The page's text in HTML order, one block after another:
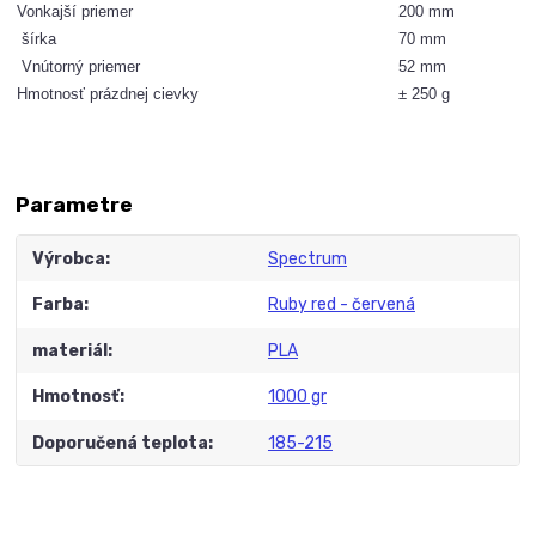
Vonkajší priemer
200 mm
šírka
70 mm
Vnútorný priemer
52 mm
Hmotnosť prázdnej cievky
± 250 g
Parametre
Výrobca Spectrum
Farba Ruby red - červená
materiál PLA
Hmotnosť 1000 gr
Doporučená teplota 185-215